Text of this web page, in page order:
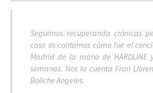
Seguimos recuperando crónicas
caso os contamos cómo fue el
Madrid de la mano de HARDLINE
semanas. Nos lo cuenta Fran
Boliche Angeles.